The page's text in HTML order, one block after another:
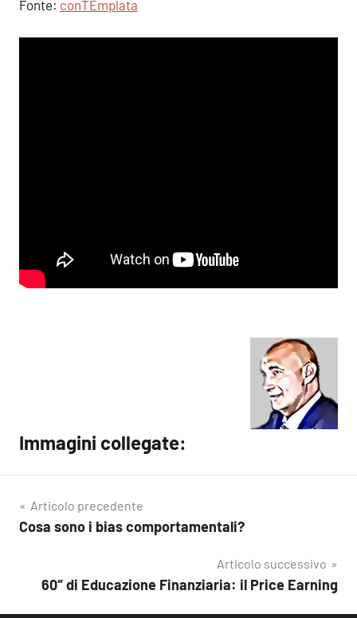
Fonte: conTEmplata
Immagini collegate:
Navigazione
Articolo precedente
Cosa sono i bias comportamentali?
Articolo successivo
60″ di Educazione Finanziaria: il Price Earning